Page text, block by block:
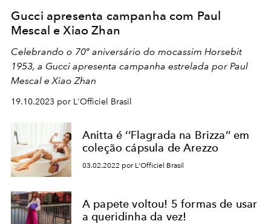
Gucci apresenta campanha com Paul
Mescal e Xiao Zhan
Celebrando o 70º aniversário do mocassim Horsebit
1953, a Gucci apresenta campanha estrelada por Paul
Mescal e Xiao Zhan
19.10.2023 por L'Officiel Brasil
Anitta é ‘’Flagrada na Brizza’’ em
coleção cápsula de Arezzo
03.02.2022 por L'Officiel Brasil
A papete voltou! 5 formas de usar
a queridinha da vez!